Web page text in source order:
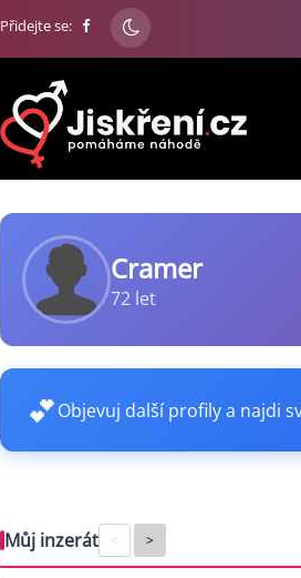
Přidejte se:
Cramer
72 let
💕Objevuj další profily a najdi
Můj inzerát < >